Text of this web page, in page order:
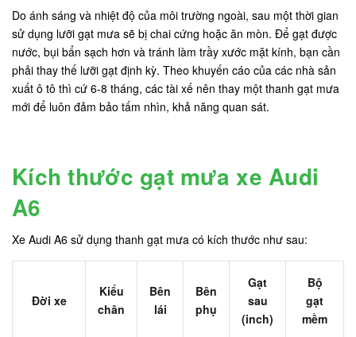
Do ánh sáng và nhiệt độ của môi trường ngoài, sau một thời gian
sử dụng lưỡi gạt mưa sẽ bị chai cứng hoặc ăn mòn. Để gạt được
nước, bụi bẩn sạch hơn và tránh làm trầy xước mặt kính, bạn cần
phải thay thế lưỡi gạt định kỳ. Theo khuyến cáo của các nhà sản
xuất ô tô thì cứ 6-8 tháng, các tài xế nên thay một thanh gạt mưa
mới để luôn đảm bảo tấm nhìn, khả năng quan sát.
Kích thước gạt mưa xe Audi
A6
Xe Audi A6 sử dụng thanh gạt mưa có kích thước như sau:
Đời xe
Kiểu
chân
Bên
lái
Bên
phụ
Gạt
sau
(inch)
Bộ
gạt
mềm